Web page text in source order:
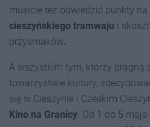
musicie też odwiedzić punkty na
cieszyńskiego tramwaju i
przysmaków.
A wszystkim tym, którzy pragną
towarzystwie kultury,
się w Cieszynie i Czeskim
Kino na Granicy. Od 1 do 5